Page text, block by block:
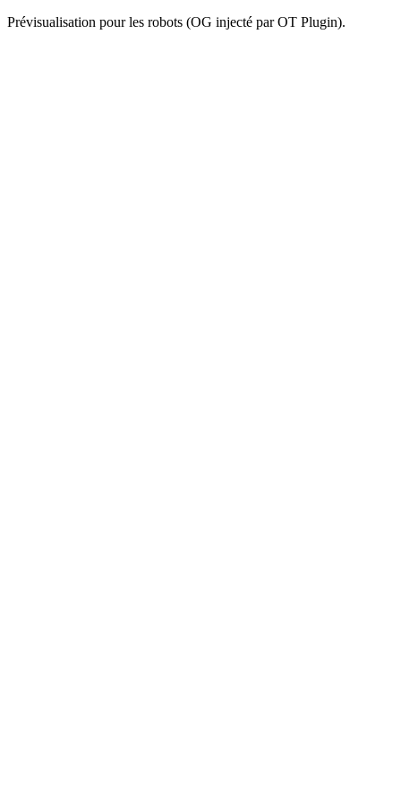
Prévisualisation pour les robots (OG injecté par OT Plugin).